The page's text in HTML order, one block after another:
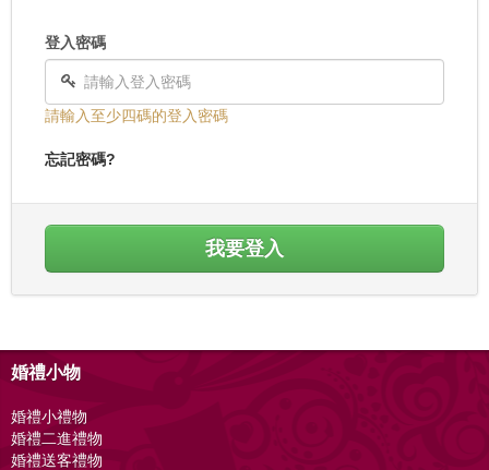
登入密碼
請輸入至少四碼的登入密碼
忘記密碼?
我要登入
婚禮小物
婚禮小禮物
婚禮二進禮物
婚禮送客禮物